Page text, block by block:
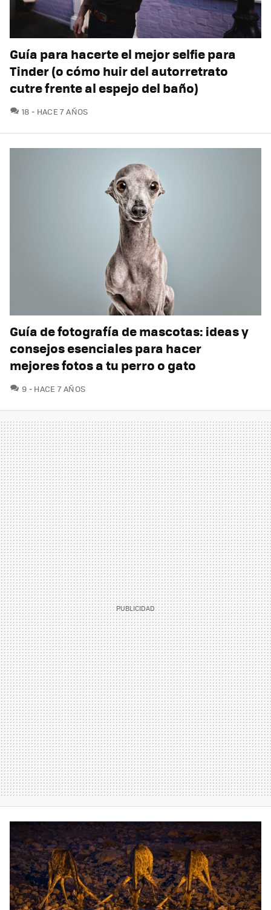
Guía para hacerte el mejor selfie para
Tinder (o cómo huir del autorretrato
cutre frente al espejo del baño)
18 COMENTARIOS
HACE 7 AÑOS
Guía de fotografía de mascotas: ideas y
consejos esenciales para hacer
mejores fotos a tu perro o gato
9 COMENTARIOS
HACE 7 AÑOS